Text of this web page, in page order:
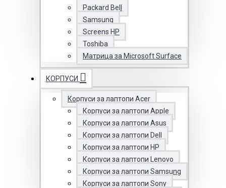
Packard Bell
Samsung
Screens HP
Toshiba
Матрица за Microsoft Surface
КОРПУСИ
Корпуси за лаптопи Acer
Корпуси за лаптопи Apple
Корпуси за лаптопи Asus
Корпуси за лаптопи Dell
Корпуси за лаптопи HP
Корпуси за лаптопи Lenovo
Корпуси за лаптопи Samsung
Корпуси за лаптопи Sony